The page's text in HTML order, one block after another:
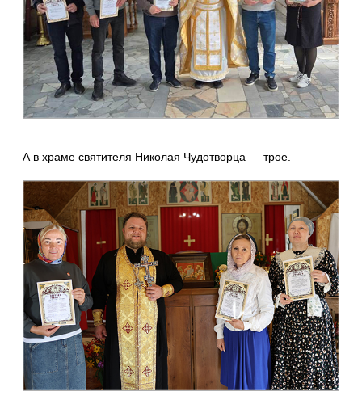
А в храме святителя Николая Чудотворца — трое.